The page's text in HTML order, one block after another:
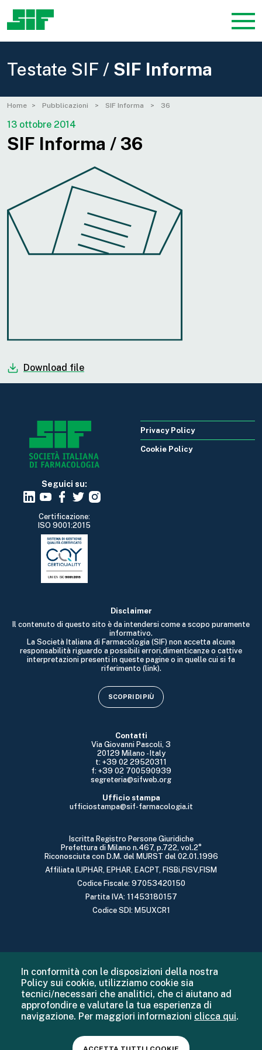
Testate SIF / SIF Informa
Home Pubblicazioni SIF Informa 36
13 ottobre 2014
SIF Informa / 36
Download file
Seguici su:
Certificazione:
ISO 9001:2015
Contatti
Via Giovanni Pascoli, 3
20129 Milano - Italy
t: +39 02 29520311
f: +39 02 700590939
segreteria@sifweb.org
Ufficio stampa
ufficiostampa@sif-farmacologia.it
Iscritta Registro Persone Giuridiche
Prefettura di Milano n.467, p.722, vol.2°
Riconosciuta con D.M. del MURST del 02.01.1996
Affiliata IUPHAR, EPHAR, EACPT, FISBi,FISV,FISM
Codice Fiscale: 97053420150
Partita IVA: 11453180157
Codice SDI: M5UXCR1
Disclaimer
Il contenuto di questo sito è da intendersi come a scopo puramente
informativo.
La Società Italiana di Farmacologia (SIF) non accetta alcuna
responsabilità riguardo a possibili errori,dimenticanze o cattive
interpretazioni presenti in queste pagine o in quelle cui si fa
riferimento (link).
SCOPRI DI PIÙ
Privacy Policy
Cookie Policy
In conformità con le disposizioni della nostra
Policy sui cookie, utilizziamo cookie sia
tecnici/necessari che analitici, che ci aiutano ad
approfondire e valutare la tua esperienza di
navigazione. Per maggiori informazioni clicca qui.